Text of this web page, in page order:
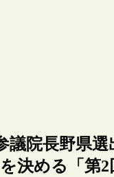
議院長野県
決める「第